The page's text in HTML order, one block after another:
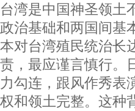
台湾是中国神圣领土
政治基础和两国间基
本对台湾殖民统治长
责，最应谨言慎行。
力勾连，跟风作秀表
权和领土完整。这种